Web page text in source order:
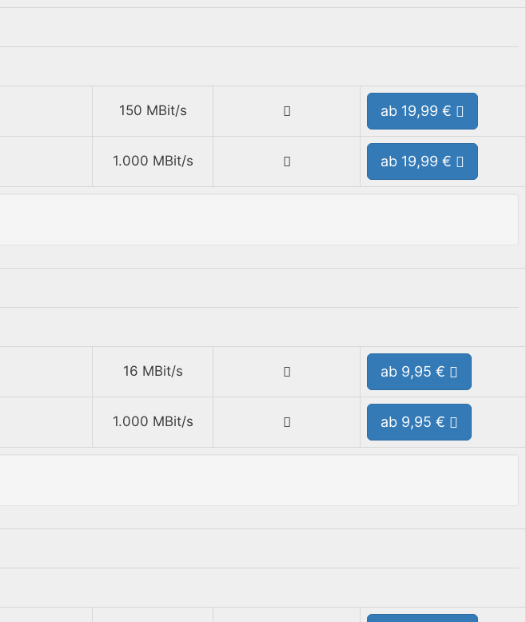
150 MBit/s ab 19,99 €
1.000 MBit/s ab 19,99 €
16 MBit/s ab 9,95 €
1.000 MBit/s ab 9,95 €